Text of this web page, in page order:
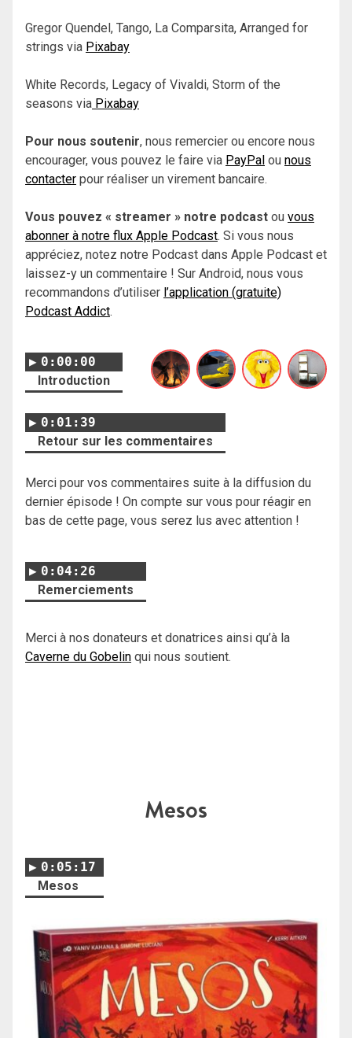
Gregor Quendel, Tango, La Comparsita, Arranged for
strings via Pixabay
White Records, Legacy of Vivaldi, Storm of the
seasons via Pixabay
Pour nous soutenir, nous remercier ou encore nous
encourager, vous pouvez le faire via PayPal ou nous
contacter pour réaliser un virement bancaire.
Vous pouvez « streamer » notre podcast ou vous
abonner à notre flux Apple Podcast. Si vous nous
appréciez, notez notre Podcast dans Apple Podcast et
laissez-y un commentaire ! Sur Android, nous vous
recommandons d’utiliser l’application (gratuite)
Podcast Addict.
0:00:00
Introduction
0:01:39
Retour sur les commentaires
Merci pour vos commentaires suite à la diffusion du
dernier épisode ! On compte sur vous pour réagir en
bas de cette page, vous serez lus avec attention !
0:04:26
Remerciements
Merci à nos donateurs et donatrices ainsi qu’à la
Caverne du Gobelin qui nous soutient.
Mesos
0:05:17
Mesos